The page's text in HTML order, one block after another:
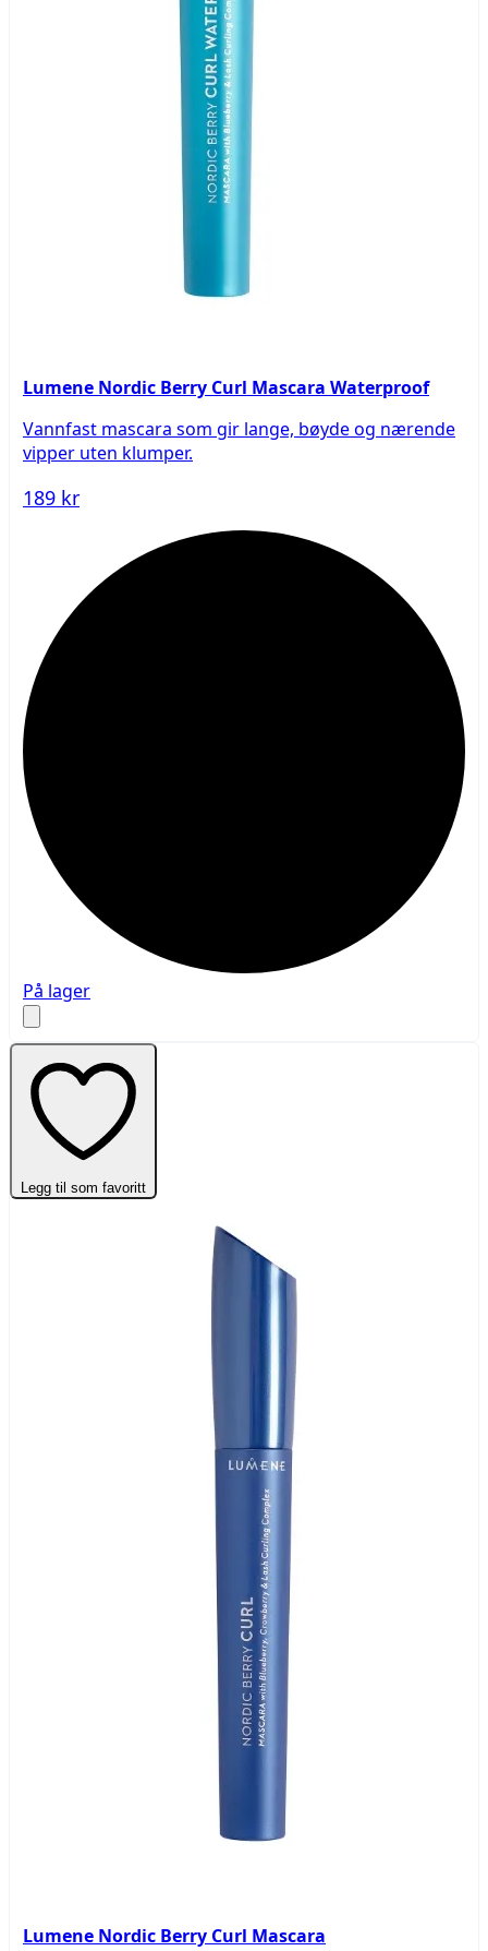
Lumene Nordic Berry Curl Mascara Waterproof
Vannfast mascara som gir lange, bøyde og nærende
vipper uten klumper.
189 kr
På lager
Legg til som favoritt
Lumene Nordic Berry Curl Mascara